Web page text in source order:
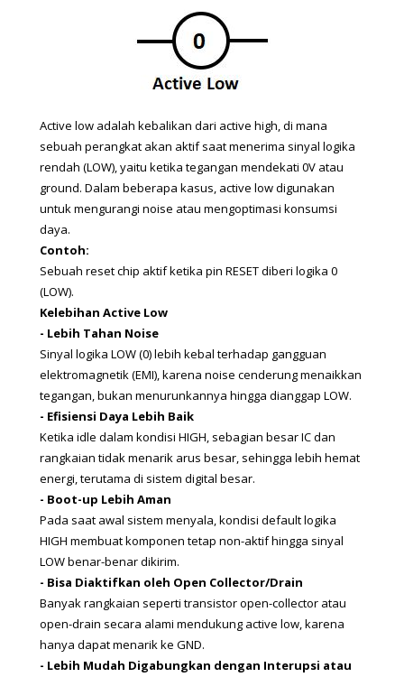
Active low adalah kebalikan dari active high, di mana
sebuah perangkat akan aktif saat menerima sinyal logika
rendah (LOW), yaitu ketika tegangan mendekati 0V atau
ground. Dalam beberapa kasus, active low digunakan
untuk mengurangi noise atau mengoptimasi konsumsi
daya.
Contoh:
Sebuah reset chip aktif ketika pin RESET diberi logika 0
(LOW).
Kelebihan Active Low
- Lebih Tahan Noise
Sinyal logika LOW (0) lebih kebal terhadap gangguan
elektromagnetik (EMI), karena noise cenderung menaikkan
tegangan, bukan menurunkannya hingga dianggap LOW.
- Efisiensi Daya Lebih Baik
Ketika idle dalam kondisi HIGH, sebagian besar IC dan
rangkaian tidak menarik arus besar, sehingga lebih hemat
energi, terutama di sistem digital besar.
- Boot-up Lebih Aman
Pada saat awal sistem menyala, kondisi default logika
HIGH membuat komponen tetap non-aktif hingga sinyal
LOW benar-benar dikirim.
- Bisa Diaktifkan oleh Open Collector/Drain
Banyak rangkaian seperti transistor open-collector atau
open-drain secara alami mendukung active low, karena
hanya dapat menarik ke GND.
- Lebih Mudah Digabungkan dengan Interupsi atau